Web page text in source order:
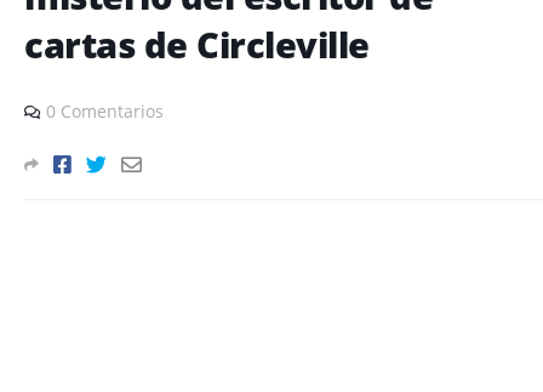
cartas de Circleville
0 Comentarios